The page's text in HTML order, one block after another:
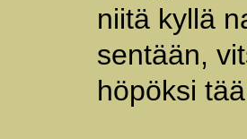
niitä kyllä
sentään,
höpöksi